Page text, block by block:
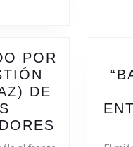
POR
DE